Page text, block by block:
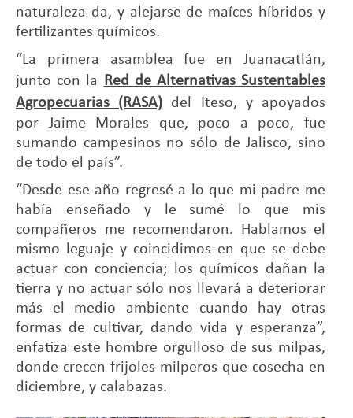
naturaleza da, y alejarse de maíces híbridos y
fertilizantes químicos.
“La primera asamblea fue en Juanacatlán,
junto con la Red de Alternativas Sustentables
Agropecuarias (RASA) del Iteso, y apoyados
por Jaime Morales que, poco a poco, fue
sumando campesinos no sólo de Jalisco, sino
de todo el país”.
“Desde ese año regresé a lo que mi padre me
había enseñado y le sumé lo que mis
compañeros me recomendaron. Hablamos el
mismo leguaje y coincidimos en que se debe
actuar con conciencia; los químicos dañan la
tierra y no actuar sólo nos llevará a deteriorar
más el medio ambiente cuando hay otras
formas de cultivar, dando vida y esperanza”,
enfatiza este hombre orgulloso de sus milpas,
donde crecen frijoles milperos que cosecha en
diciembre, y calabazas.